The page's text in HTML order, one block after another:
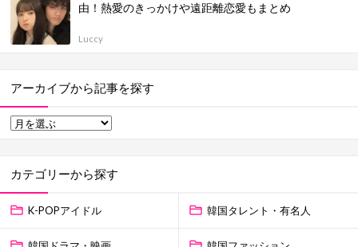
由！熱愛のきっかけや遠距離恋愛もまとめ
Luccy
アーカイブから記事を探す
カテゴリーから探す
K-POPアイドル 韓国タレント・有名人